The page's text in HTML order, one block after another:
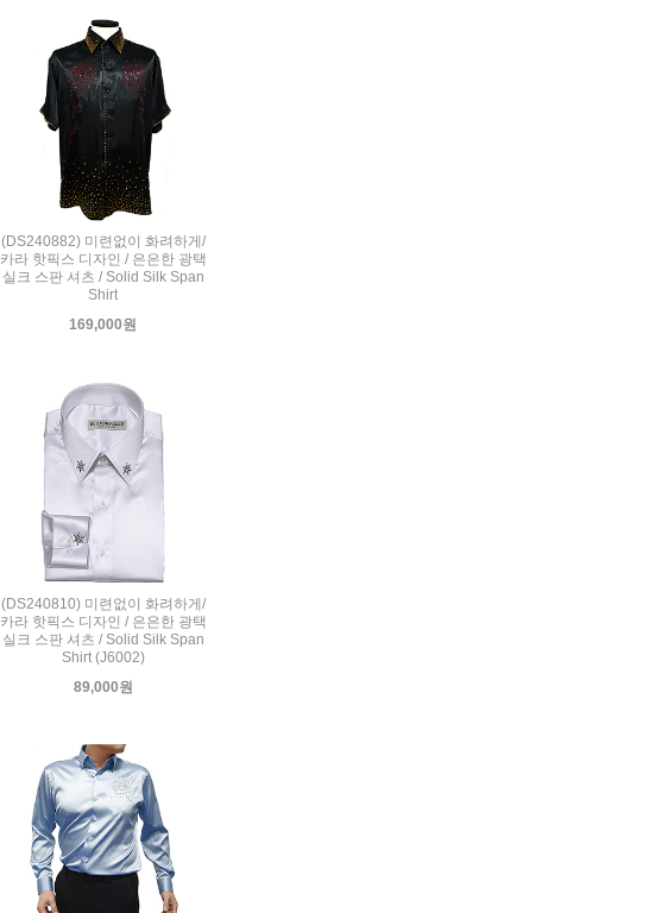
(DS240882) 미련없이 화려하게/
카라 핫픽스 디자인 / 은은한 광택
실크 스판 셔츠 / Solid Silk Span
Shirt
169,000원
(DS240810) 미련없이 화려하게/
카라 핫픽스 디자인 / 은은한 광택
실크 스판 셔츠 / Solid Silk Span
Shirt (J6002)
89,000원